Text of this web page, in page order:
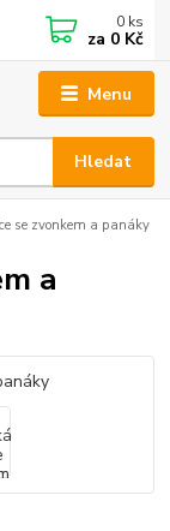
Menu
Hledat
0 ks
za 0 Kč
se zvonkem a panáky
a